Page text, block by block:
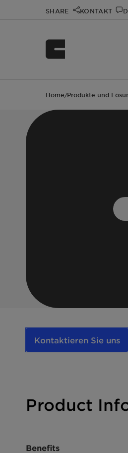
SHARE KONTAKT
Home/Produkte und
Kontaktieren Sie uns
Product
Benefits